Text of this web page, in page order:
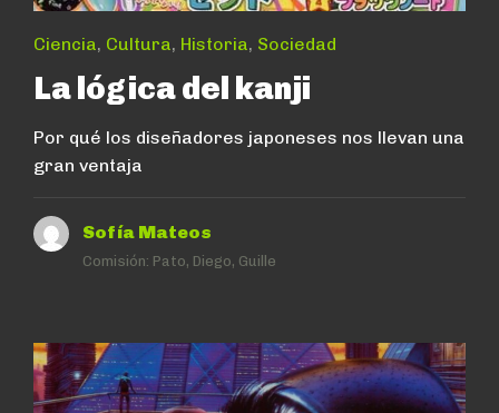
Ciencia, Cultura, Historia, Sociedad
La lógica del kanji
Por qué los diseñadores japoneses nos llevan una
gran ventaja
Sofía Mateos
Comisión: Pato, Diego, Guille